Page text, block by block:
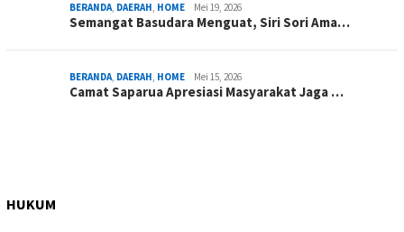
BERANDA, DAERAH, HOME Mei 19, 2026
Semangat Basudara Menguat, Siri Sori Ama…
BERANDA, DAERAH, HOME Mei 15, 2026
Camat Saparua Apresiasi Masyarakat Jaga …
HUKUM